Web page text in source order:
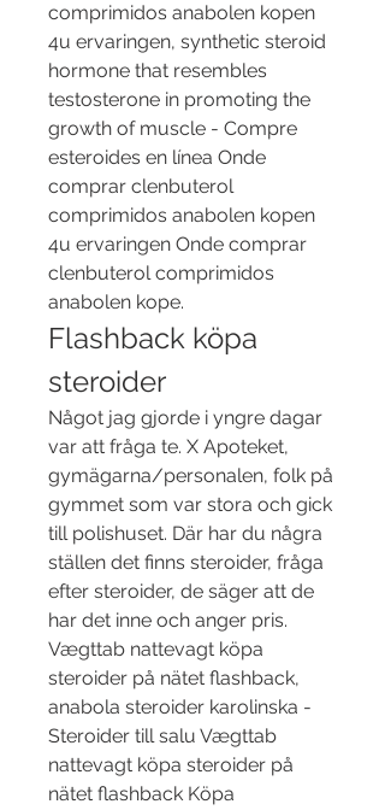
comprimidos anabolen kopen
4u ervaringen, synthetic steroid
hormone that resembles
testosterone in promoting the
growth of muscle - Compre
esteroides en línea Onde
comprar clenbuterol
comprimidos anabolen kopen
4u ervaringen Onde comprar
clenbuterol comprimidos
anabolen kope.
Flashback köpa
steroider
Något jag gjorde i yngre dagar
var att fråga te. X Apoteket,
gymägarna/personalen, folk på
gymmet som var stora och gick
till polishuset. Där har du några
ställen det finns steroider, fråga
efter steroider, de säger att de
har det inne och anger pris.
Vægttab nattevagt köpa
steroider på nätet flashback,
anabola steroider karolinska -
Steroider till salu Vægttab
nattevagt köpa steroider på
nätet flashback Köpa